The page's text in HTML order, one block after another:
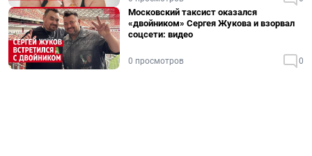
Московский таксист оказался
«двойником» Сергея Жукова и взорвал
соцсети: видео
0 просмотров 0